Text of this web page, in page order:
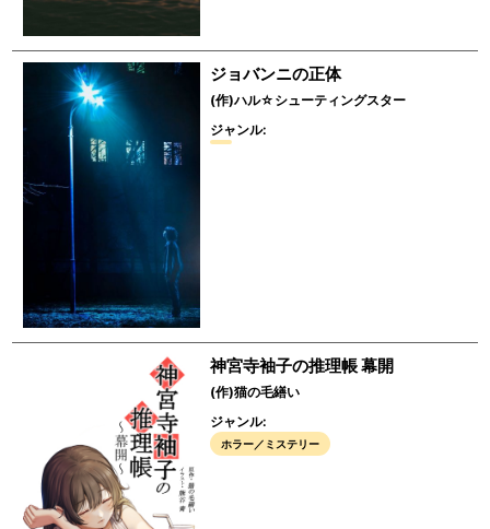
ジョバンニの正体
(作)ハル☆シューティングスター
ジャンル:
神宮寺袖子の推理帳 幕開
(作)猫の毛繕い
ジャンル:
ホラー／ミステリー